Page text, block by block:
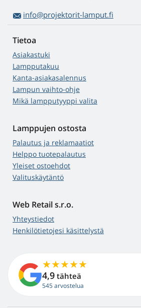
info@projektorit-lamput.fi
Tietoa
Asiakastuki
Lampputakuu
Kanta-asiakasalennus
Lampun vaihto-ohje
Mikä lampputyyppi valita
Lamppujen ostosta
Palautus ja reklamaatiot
Helppo tuotepalautus
Yleiset ostoehdot
Valituskäytäntö
Web Retail s.r.o.
Yhteystiedot
Henkilötietojesi käsittelystä
4,9 tähteä
545 arvostelua